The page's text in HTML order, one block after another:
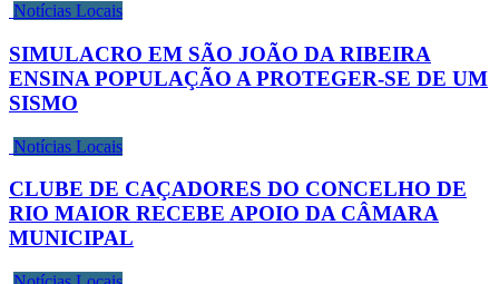
Notícias Locais
SIMULACRO EM SÃO JOÃO DA RIBEIRA
ENSINA POPULAÇÃO A PROTEGER-SE DE UM
SISMO
Notícias Locais
CLUBE DE CAÇADORES DO CONCELHO DE
RIO MAIOR RECEBE APOIO DA CÂMARA
MUNICIPAL